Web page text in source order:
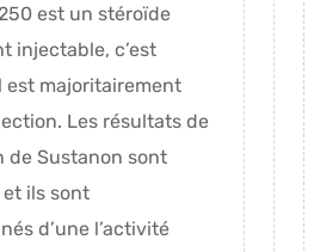
est un stéroïde
injectable, c’est
est majoritairement
Les résultats de
de Sustanon sont
ils sont
d’une l’activité